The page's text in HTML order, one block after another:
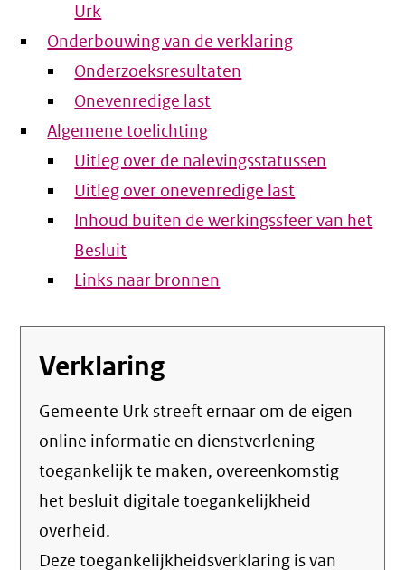
Urk
Onderbouwing van de verklaring
Onderzoeksresultaten
Onevenredige last
Algemene toelichting
Uitleg over de nalevingsstatussen
Uitleg over onevenredige last
Inhoud buiten de werkingssfeer van het
Besluit
Links naar bronnen
Verklaring
Gemeente Urk streeft ernaar om de eigen
online informatie en dienstverlening
toegankelijk te maken, overeenkomstig
het besluit digitale toegankelijkheid
overheid.
Deze toegankelijkheidsverklaring is van